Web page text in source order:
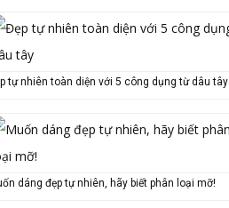
tự nhiên toàn diện với 5 công dụng từ dâu tây
dáng đẹp tự nhiên, hãy biết phân loại mỡ!